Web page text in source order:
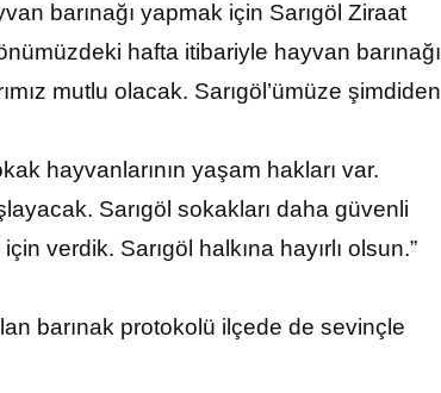
barınağı yapmak için Sarıgöl Ziraat
hafta itibariyle hayvan barınağı
mutlu olacak. Sarıgöl’ümüze şimdiden
hayvanlarının yaşam hakları var.
Sarıgöl sokakları daha güvenli
verdik. Sarıgöl halkına hayırlı olsun.”
barınak protokolü ilçede de sevinçle